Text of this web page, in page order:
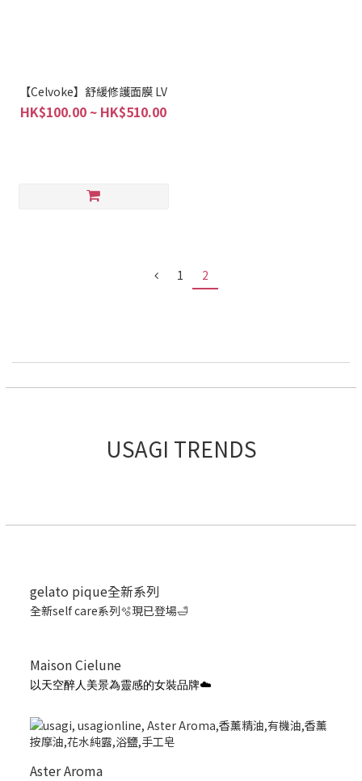
【Celvoke】舒緩修護面膜 LV
HK$100.00 ~ HK$510.00
1 2
USAGI TRENDS
gelato pique全新系列
全新self care系列🫧現已登場🛁
Maison Cielune
以天空醉人美景為靈感的女裝品牌☁️
Aster Aroma